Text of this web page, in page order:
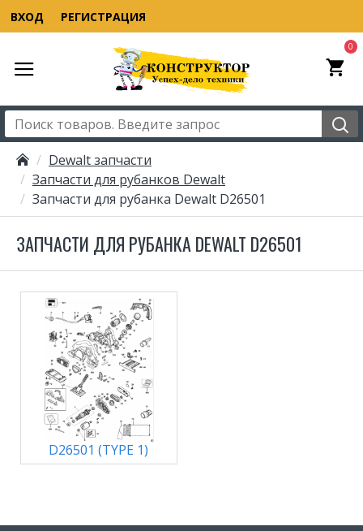
ВХОД РЕГИСТРАЦИЯ
0
Dewalt запчасти
Запчасти для рубанков Dewalt
Запчасти для рубанка Dewalt D26501
ЗАПЧАСТИ ДЛЯ РУБАНКА DEWALT D26501
D26501 (TYPE 1)